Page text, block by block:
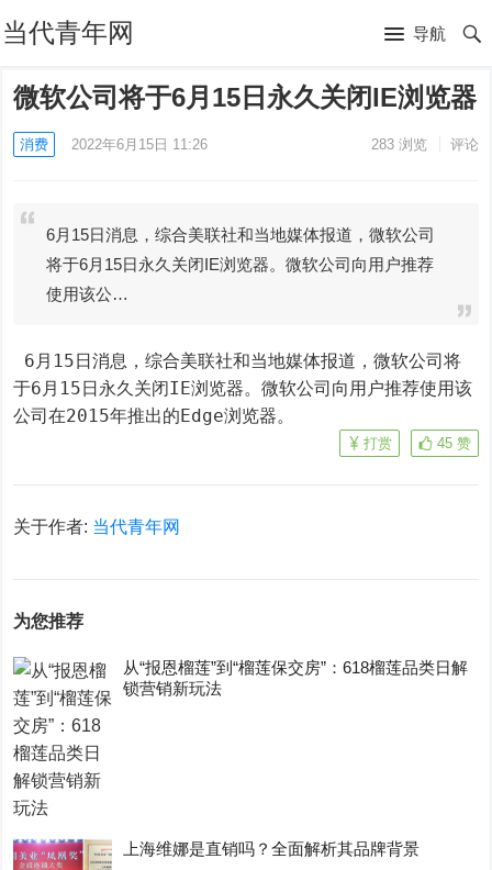
当代青年网 导航
微软公司将于6月15日永久关闭IE浏览器
消费 2022年6月15日 11:26 283浏览 评论
6月15日消息，综合美联社和当地媒体报道，微软公司
将于6月15日永久关闭IE浏览器。微软公司向用户推荐
使用该公…
于6月15日永久关闭IE浏览器。微软公司向用户推荐使用该
公司在2015年推出的Edge浏览器。
45 赞
打赏
关于作者: 当代青年网
为您推荐
从“报恩榴莲”到“榴莲保交房”：618榴莲品类日解
锁营销新玩法
上海维娜是直销吗？全面解析其品牌背景